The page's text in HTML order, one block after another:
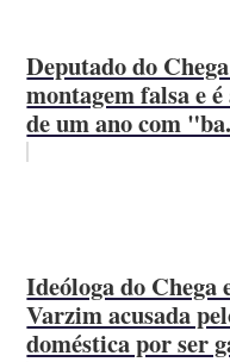
Deputado do
montagem falsa e
de um ano com
Ideóloga do Chega
Varzim acusada
doméstica por ser